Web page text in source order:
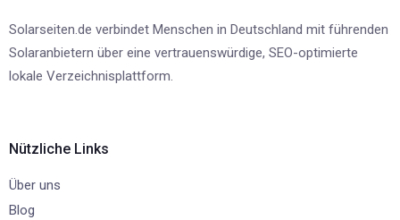
Solarseiten.de verbindet Menschen in Deutschland mit führenden
Solaranbietern über eine vertrauenswürdige, SEO-optimierte
lokale Verzeichnisplattform.
Nützliche Links
Über uns
Blog